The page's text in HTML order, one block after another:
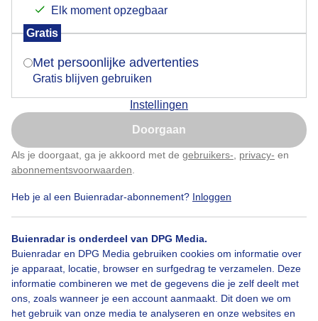
Elk moment opzegbaar
Gratis
Met persoonlijke advertenties
Gratis blijven gebruiken
Instellingen
Doorgaan
Als je doorgaat, ga je akkoord met de gebruikers- privacy- en
abonnementsvoorwaarden
Heb je al een Buienradar-abonnement? Inloggen
Buienradar is onderdeel van DPG Media.
Buienradar en DPG Media gebruiken cookies om informatie over
je apparaat, locatie, browser en surfgedrag te verzamelen. Deze
informatie combineren we met de gegevens die je zelf deelt met
ons, zoals wanneer je een account aanmaakt. Dit doen we om
het gebruik van onze media te analyseren en onze websites en
Door: Astrid Wiessner Hoog Gemaakt: 11-04-2026, 61x bekeken
Grijzelucht Wolken
Bekijk slideshow
Is goed, toon de popup
Nu niet, misschien later
Klik hierom dit aan te passen